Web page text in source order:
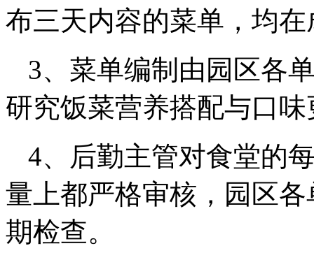
布三天内容的菜单，均
3、菜单编制由园区各
研究饭菜营养搭配与口味
4、后勤主管对食堂的
量上都严格审核，园区
期检查。